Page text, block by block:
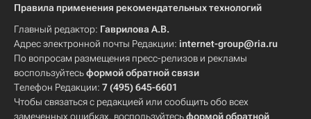
Правила применения рекомендательных технологий
Главный редактор: Гаврилова А.В.
Адрес электронной почты Редакции: internet-group@ria.ru
По вопросам размещения пресс-релизов и рекламы
воспользуйтесьформой обратной связи
Телефон Редакции: 7 (495) 645-6601
Чтобы связаться с редакцией или сообщить обо всех
замеченных ошибках, воспользуйтесьформой обратной